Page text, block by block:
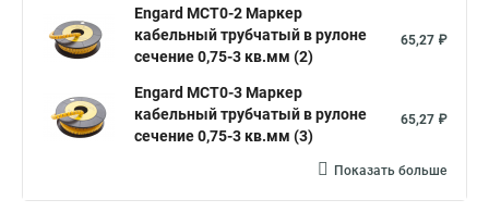
Engard MCT0-2 Маркер
кабельный трубчатый в рулоне
сечение 0,75-3 кв.мм (2)
65,27 ₽
Engard MCT0-3 Маркер
кабельный трубчатый в рулоне
сечение 0,75-3 кв.мм (3)
65,27 ₽
Показать больше